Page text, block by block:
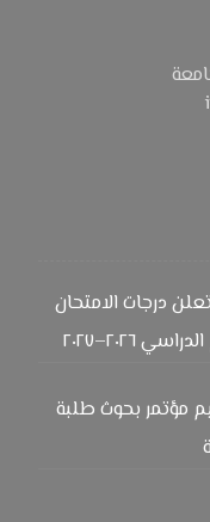
درجات الامتحان
٢٠٢٦–٢٠٢٧
مؤتمر بحوث طلبة